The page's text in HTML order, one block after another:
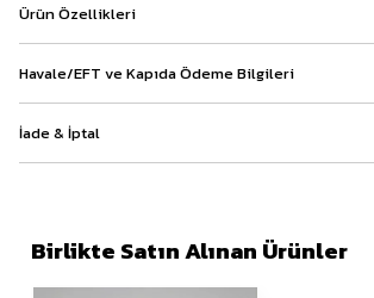
Ürün Özellikleri
Havale/EFT ve Kapıda Ödeme Bilgileri
İade & İptal
Birlikte Satın Alınan Ürünler